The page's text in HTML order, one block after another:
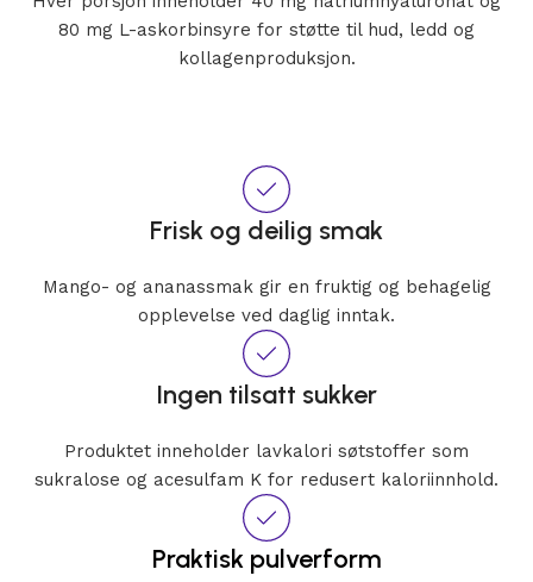
80 mg L-askorbinsyre for støtte til hud, ledd og
kollagenproduksjon.
Frisk og deilig smak
Mango- og ananassmak gir en fruktig og behagelig
opplevelse ved daglig inntak.
Ingen tilsatt sukker
Produktet inneholder lavkalori søtstoffer som
sukralose og acesulfam K for redusert kaloriinnhold.
Praktisk pulverform